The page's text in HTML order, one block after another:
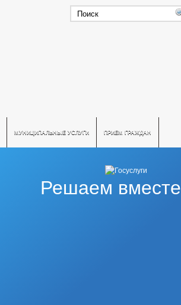
МУНИЦИПАЛЬНЫЕ УСЛУГИ ПРИЕМ ГРАЖДАН
Решаем вместе